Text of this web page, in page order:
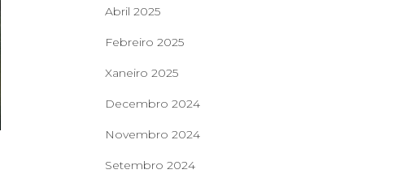
Abril 2025
Febreiro 2025
Xaneiro 2025
Decembro 2024
Novembro 2024
Setembro 2024